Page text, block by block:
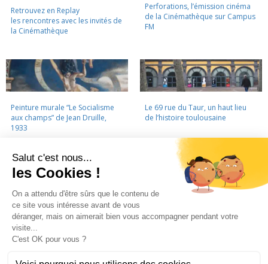
Retrouvez en Replay
les rencontres avec les invités de
la Cinémathèque
Perforations, l’émission cinéma
de la Cinémathèque sur Campus
FM
Peinture murale “Le Socialisme
aux champs” de Jean Druille,
1933
Le 69 rue du Taur, un haut lieu
de l’histoire toulousaine
LA CINÉMATHÈQUE · CONTACTS · LETTRE D'INFORMATION ·
PARTENAIRES
MENTIONS LÉGALES